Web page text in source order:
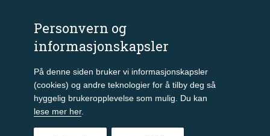
Personvern og
informasjonskapsler
På denne siden bruker vi informasjonskapsler
(cookies) og andre teknologier for å tilby deg så
hyggelig brukeropplevelse som mulig. Du kan
lese mer her.